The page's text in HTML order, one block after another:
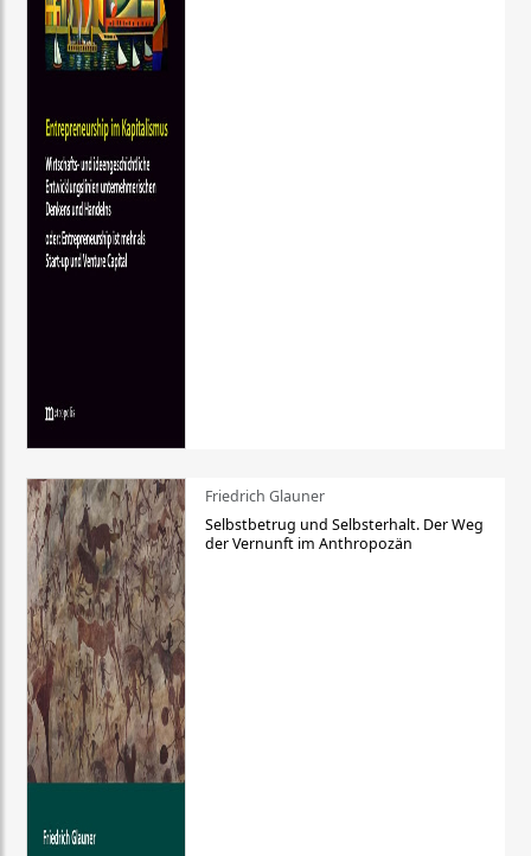
Friedrich Glauner
Selbstbetrug und Selbsterhalt. Der Weg
der Vernunft im Anthropozän